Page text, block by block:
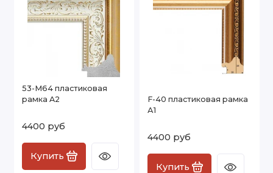
53-M64 пластиковая
рамка A2
4400 руб
Купить
F-40 пластиковая рамка
А1
4400 руб
Купить